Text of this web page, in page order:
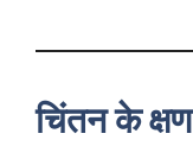
चिंतन के क्षण